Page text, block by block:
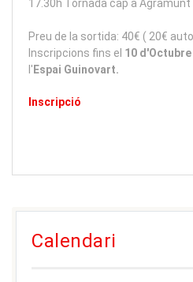
17.30h Tornada cap a Agramunt
Preu de la sortida: 40€ ( 20€
Inscripcions fins el 10 d'Octubre
l' Espai Guinovart.
Inscripció
Calendari